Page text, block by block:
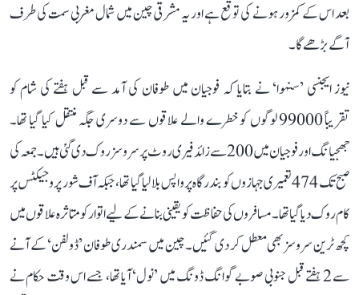
بعد اس کے کمزور ہونے کی توقع ہے اور یہ مشرقی چین میں شمال مغربی سمت کی طرف
آگے بڑھے گا۔
نیوز ایجنسی ’سنہوا‘ نے بتایا کہ فوجیان میں طوفان کی آمد سے قبل ہفتے کی شام کو
تقریباً 99000 لوگوں کو خطرے والے علاقوں سے دوسری جگہ منتقل کیا گیا تھا۔
جھجیانگ اور فوجیان میں 200 سے زائد فیری روٹ پر سروسز روک دی گئی ہیں۔ جمعہ کی
صبح تک 474 تعمیری جہازوں کو بندرگاہ پر واپس بلا لیا گیا تھا، جبکہ آف شور پروجیکٹس پر
کام روک دیا گیا تھا۔ مسافروں کی حفاظت کو یقینی بنانے کے لیے اتوار کو متاثرہ علاقوں میں
کچھ ٹرین سروسز بھی معطل کر دی گئیں۔ چین میں سمندری طوفان ’ڈولفن‘ کے آنے
سے 2 ہفتے قبل جنوبی صوبے گوانگ ڈونگ میں ’نول‘ آیا تھا، جسے اس وقت حکام نے